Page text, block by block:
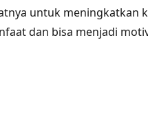
untuk meningkatkan
dan bisa menjadi